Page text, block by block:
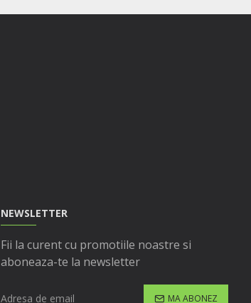
NEWSLETTER
Fii la curent cu promotiile noastre si
aboneaza-te la newsletter
MA ABONEZ